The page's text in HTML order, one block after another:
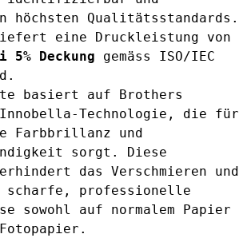
höchsten Qualitätsstandards.
eine Druckleistung von
Deckung gemäss ISO/IEC
basiert auf Brothers
Technologie, die für
Farbbrillanz und
sorgt. Diese
das Verschmieren und
scharfe, professionelle
sowohl auf normalem Papier